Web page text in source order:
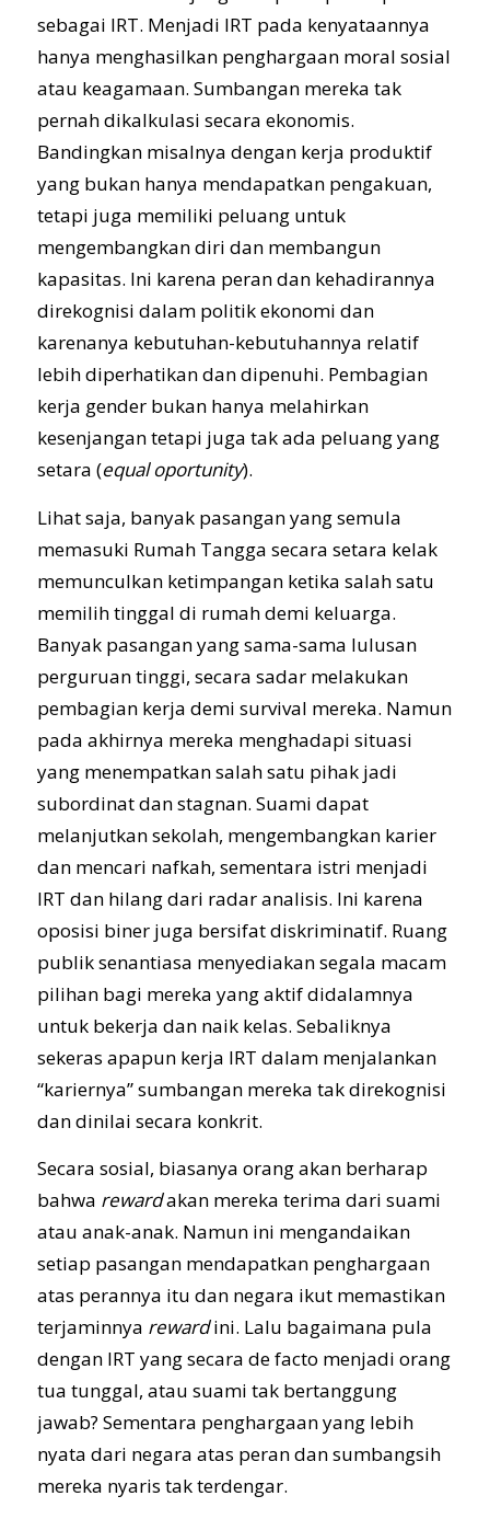
sebagai IRT. Menjadi IRT pada kenyataannya
hanya menghasilkan penghargaan moral sosial
atau keagamaan. Sumbangan mereka tak
pernah dikalkulasi secara ekonomis.
Bandingkan misalnya dengan kerja produktif
yang bukan hanya mendapatkan pengakuan,
tetapi juga memiliki peluang untuk
mengembangkan diri dan membangun
kapasitas. Ini karena peran dan kehadirannya
direkognisi dalam politik ekonomi dan
karenanya kebutuhan-kebutuhannya relatif
lebih diperhatikan dan dipenuhi. Pembagian
kerja gender bukan hanya melahirkan
kesenjangan tetapi juga tak ada peluang yang
setara (equal oportunity).
Lihat saja, banyak pasangan yang semula
memasuki Rumah Tangga secara setara kelak
memunculkan ketimpangan ketika salah satu
memilih tinggal di rumah demi keluarga.
Banyak pasangan yang sama-sama lulusan
perguruan tinggi, secara sadar melakukan
pembagian kerja demi survival mereka. Namun
pada akhirnya mereka menghadapi situasi
yang menempatkan salah satu pihak jadi
subordinat dan stagnan. Suami dapat
melanjutkan sekolah, mengembangkan karier
dan mencari nafkah, sementara istri menjadi
IRT dan hilang dari radar analisis. Ini karena
oposisi biner juga bersifat diskriminatif. Ruang
publik senantiasa menyediakan segala macam
pilihan bagi mereka yang aktif didalamnya
untuk bekerja dan naik kelas. Sebaliknya
sekeras apapun kerja IRT dalam menjalankan
“kariernya” sumbangan mereka tak direkognisi
dan dinilai secara konkrit.
Secara sosial, biasanya orang akan berharap
bahwa rewardakan mereka terima dari suami
atau anak-anak. Namun ini mengandaikan
setiap pasangan mendapatkan penghargaan
atas perannya itu dan negara ikut memastikan
terjaminnya rewardini. Lalu bagaimana pula
dengan IRT yang secara de facto menjadi orang
tua tunggal, atau suami tak bertanggung
jawab? Sementara penghargaan yang lebih
nyata dari negara atas peran dan sumbangsih
mereka nyaris tak terdengar.